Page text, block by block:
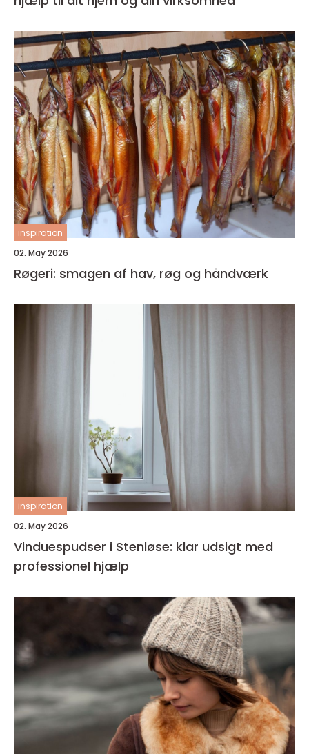
inspiration
02. May 2026
Røgeri: smagen af hav, røg og håndværk
inspiration
02. May 2026
Vinduespudser i Stenløse: klar udsigt med
professionel hjælp